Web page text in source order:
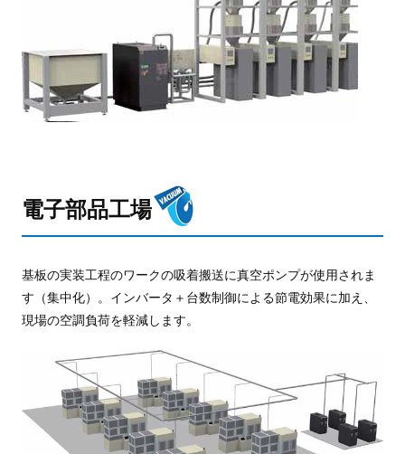
電子部品工場
基板の実装工程のワークの吸着搬送に真空ポンプが使用されま
す（集中化）。インバータ＋台数制御による節電効果に加え、
現場の空調負荷を軽減します。